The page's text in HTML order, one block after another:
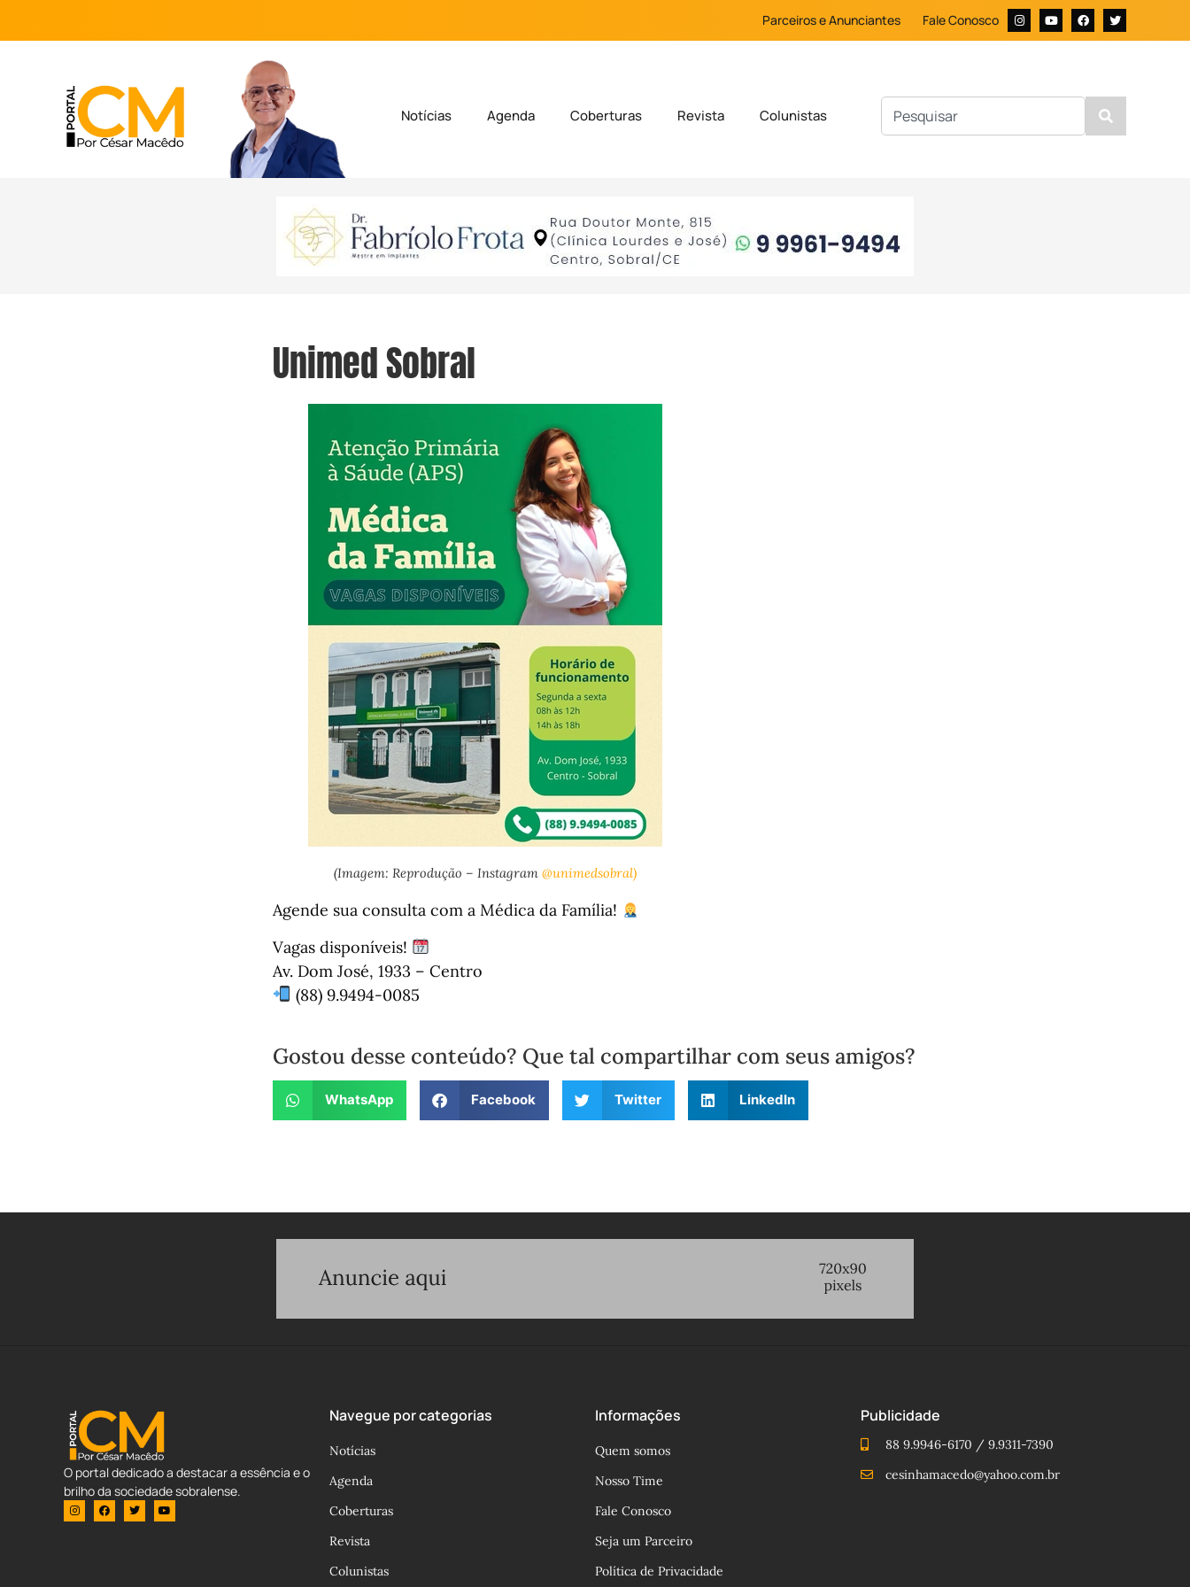
Parceiros e Anunciantes Fale Conosco
Notícias Agenda Coberturas Revista Colunistas
Unimed Sobral
(Imagem: Reprodução – Instagram @unimedsobral)
Agende sua consulta com a Médica da Família!
Vagas disponíveis!
Av. Dom José, 1933 – Centro
(88) 9.9494-0085
Gostou desse conteúdo? Que tal compartilhar com seus amigos?
WhatsApp Facebook Twitter LinkedIn
O portal dedicado a destacar a essência e o
brilho da sociedade sobralense.
Navegue por categorias
Notícias
Agenda
Coberturas
Revista
Colunistas
Informações
Quem somos
Nosso Time
Fale Conosco
Seja um Parceiro
Política de Privacidade
Publicidade
88 9.9946-6170 / 9.9311-7390
cesinhamacedo@yahoo.com.br